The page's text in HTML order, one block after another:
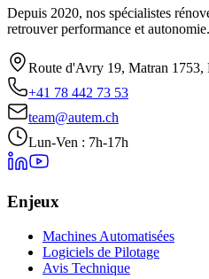
Depuis 2020, nos spécialistes
retrouver performance et autonomie.
Route d'Avry 19, Matran 1753,
+41 78 442 73 53
team@autem.ch
Lun-Ven : 7h-17h
Enjeux
Machines Automatisées
Logiciels de Pilotage
Avis Technique